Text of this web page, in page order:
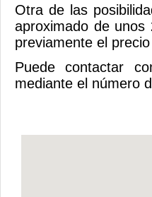
Otra de las
aproximado de
previamente el
Puede contactar
mediante el número